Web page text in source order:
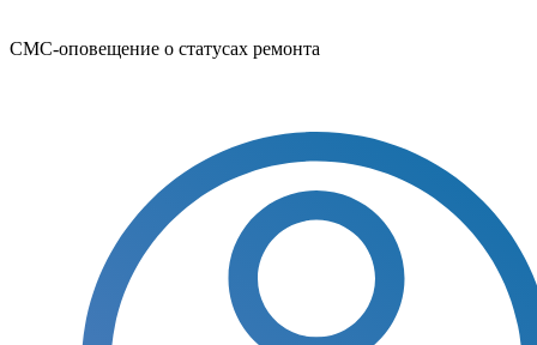
СМС-оповещение о статусах ремонта